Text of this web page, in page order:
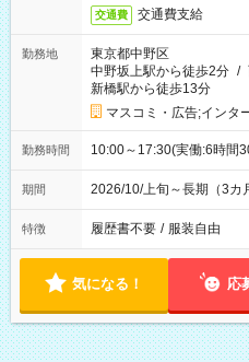
交通費 交通費支給
勤務地
東京都中野区
中野坂上駅から徒歩2分 /
新橋駅から徒歩13分
マスコミ・広告;インタ
勤務時間 10:00～17:30(実働:6時間
期間 2026/10/上旬～長期（3
特徴 履歴書不要 / 服装自由
気になる！ 応